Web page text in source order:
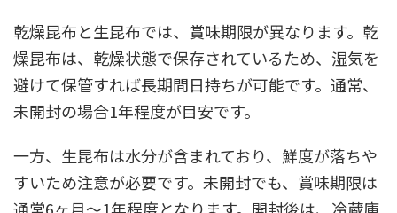
乾燥昆布と生昆布では、賞味期限が異なります。乾
燥昆布は、乾燥状態で保存されているため、湿気を
避けて保管すれば長期間日持ちが可能です。通常、
未開封の場合1年程度が目安です。
一方、生昆布は水分が含まれており、鮮度が落ちや
すいため注意が必要です。未開封でも、賞味期限は
通常6ヶ月～1年程度となります。開封後は、冷蔵庫